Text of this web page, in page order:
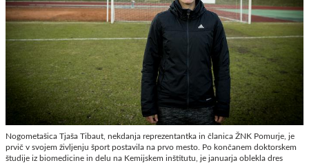
Nogometašica Tjaša Tibaut, nekdanja reprezentantka in članica ŽNK Pomurje, je
prvič v svojem življenju šport postavila na prvo mesto. Po končanem doktorskem
študije iz biomedicine in delu na Kemijskem inštitutu, je januarja oblekla dres